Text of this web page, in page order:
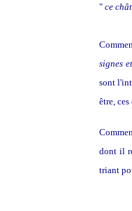
" ce
signes
sont
être,
dont il
triant